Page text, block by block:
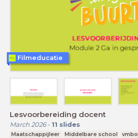
Lesvoorbereiding docent
March 2026- 11 slides
Maatschappijleer Middelbare school vmbo
Filmeducatie